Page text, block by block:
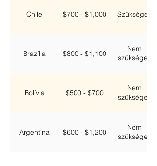
Chile $700 - $1,000 Szükséges
Brazília $800 - $1,100
Nem
szükséges
Bolívia $500 - $700
Nem
szükséges
Argentína $600 - $1,200
Nem
szükséges